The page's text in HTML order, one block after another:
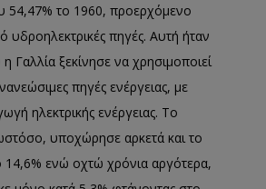
54,47% το 1960, προερχόμενο
υδροηλεκτρικές πηγές. Αυτή ήταν
Γαλλία ξεκίνησε να χρησιμοποιεί
πηγές ενέργειας, με
ηλεκτρικής ενέργειας. Το
υποχώρησε αρκετά και το
14,6% ενώ οχτώ χρόνια αργότερα,